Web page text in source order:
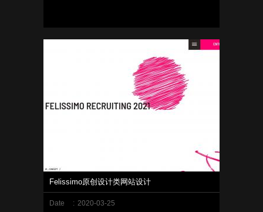
Felissimo原创设计类网站设计
Date : 2020-03-25